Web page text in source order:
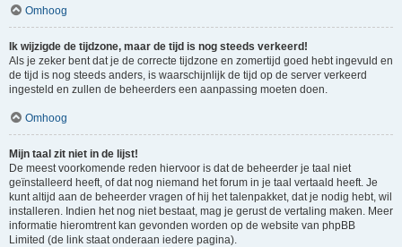
Omhoog
Ik wijzigde de tijdzone, maar de tijd is nog steeds verkeerd!
Als je zeker bent dat je de correcte tijdzone en zomertijd goed hebt ingevuld en
de tijd is nog steeds anders, is waarschijnlijk de tijd op de server verkeerd
ingesteld en zullen de beheerders een aanpassing moeten doen.
Omhoog
Mijn taal zit niet in de lijst!
De meest voorkomende reden hiervoor is dat de beheerder je taal niet
geïnstalleerd heeft, of dat nog niemand het forum in je taal vertaald heeft. Je
kunt altijd aan de beheerder vragen of hij het talenpakket, dat je nodig hebt, wil
installeren. Indien het nog niet bestaat, mag je gerust de vertaling maken. Meer
informatie hieromtrent kan gevonden worden op de website van phpBB
Limited (de link staat onderaan iedere pagina).